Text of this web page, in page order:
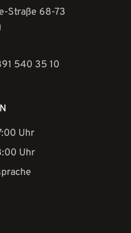
Straße 68-73
540 35 10
Uhr
Uhr